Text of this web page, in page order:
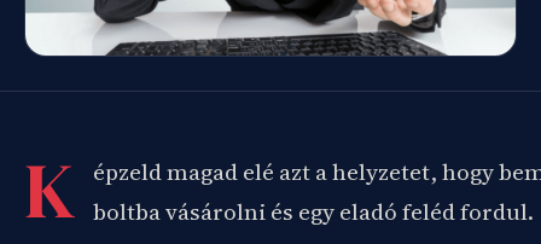
K
épzeld magad elé azt a helyzetet, hogy
boltba vásárolni és egy eladó feléd fordul.